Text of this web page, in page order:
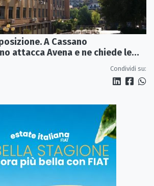
A Cassano
attacca Avena e ne chiede le
Condividi su: